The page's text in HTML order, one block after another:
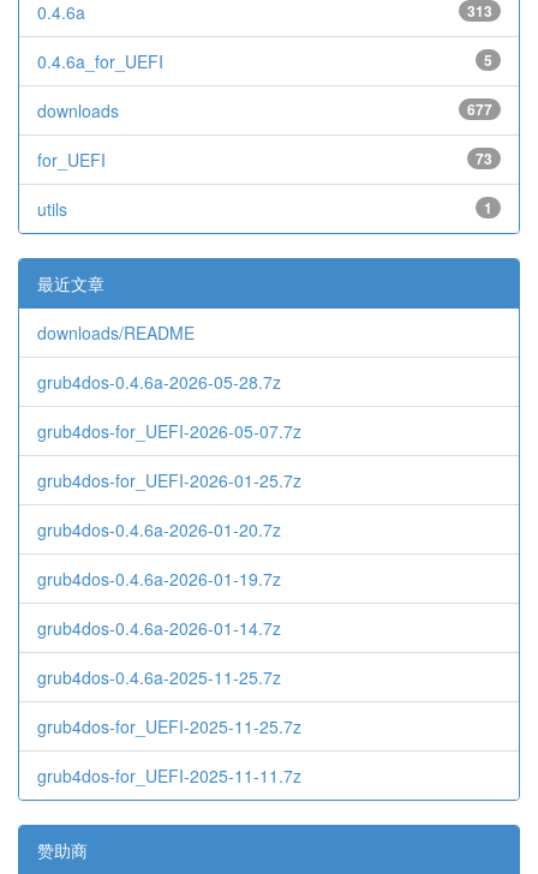
313
0.4.6a
5
0.4.6a_for_UEFI
677
downloads
73
for_UEFI
1
utils
最近文章
downloads/README
grub4dos-0.4.6a-2026-05-28.7z
grub4dos-for_UEFI-2026-05-07.7z
grub4dos-for_UEFI-2026-01-25.7z
grub4dos-0.4.6a-2026-01-20.7z
grub4dos-0.4.6a-2026-01-19.7z
grub4dos-0.4.6a-2026-01-14.7z
grub4dos-0.4.6a-2025-11-25.7z
grub4dos-for_UEFI-2025-11-25.7z
grub4dos-for_UEFI-2025-11-11.7z
赞助商